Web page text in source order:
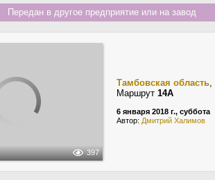
Передан в другое предприятие или на завод
397
Тамбовская область,
Маршрут 14А
6 января 2018 г., суббота
Автор: Дмитрий Халимов